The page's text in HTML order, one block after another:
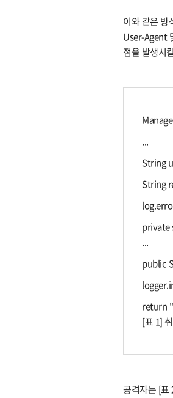
이와 같은 방
User-Agent
점을 발생시
...
String
String
private
...
public
return
[표 1]
공격자는 [표